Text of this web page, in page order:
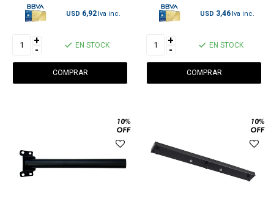
USD 6,92
+
- EN STOCK
USD 3,46
+
- EN STOCK